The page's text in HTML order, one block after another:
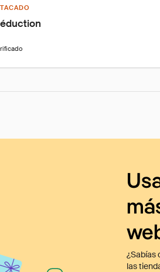
¿Sabías
las